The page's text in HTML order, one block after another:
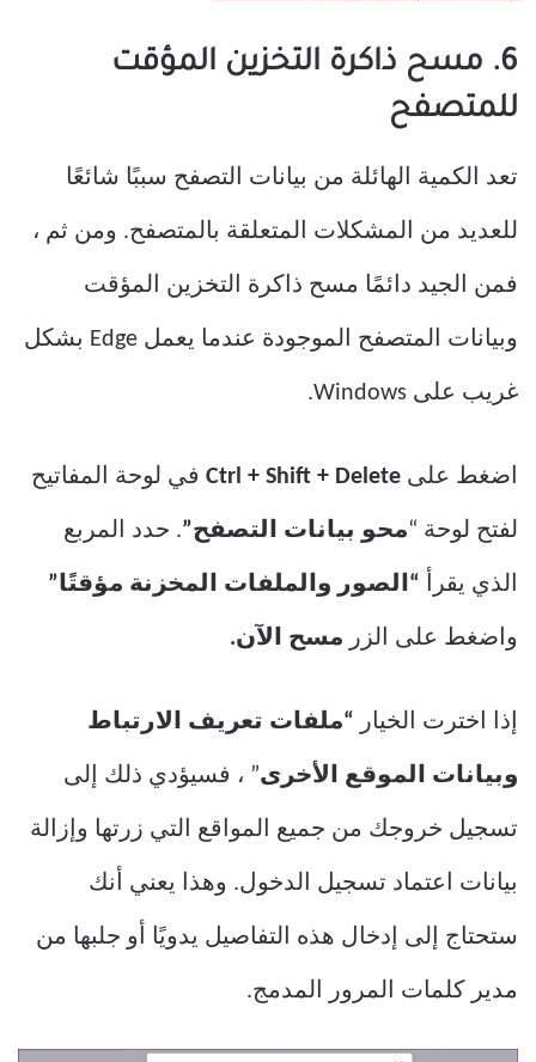
6. مسح ذاكرة التخزين المؤقت
للمتصفح
تعد الكمية الهائلة من بيانات التصفح سببًا شائعًا
للعديد من المشكلات المتعلقة بالمتصفح. ومن ثم ،
فمن الجيد دائمًا مسح ذاكرة التخزين المؤقت
وبيانات المتصفح الموجودة عندما يعمل Edge بشكل
غريب على Windows.
اضغط على Ctrl + Shift + Delete في لوحة المفاتيح
لفتح لوحة “محو بيانات التصفح”. حدد المربع
الذي يقرأ “الصور والملفات المخزنة مؤقتًا”
واضغط على الزر مسح الآن.
إذا اخترت الخيار “ملفات تعريف الارتباط
وبيانات الموقع الأخرى” ، فسيؤدي ذلك إلى
تسجيل خروجك من جميع المواقع التي زرتها وإزالة
بيانات اعتماد تسجيل الدخول. وهذا يعني أنك
ستحتاج إلى إدخال هذه التفاصيل يدويًا أو جلبها من
مدير كلمات المرور المدمج.